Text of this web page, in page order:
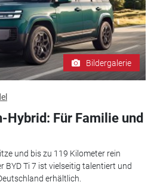
Bildergalerie
Hybrid: Für Familie und
und bis zu 119 Kilometer rein
BYD Ti 7 ist vielseitig talentiert und
erhältlich.